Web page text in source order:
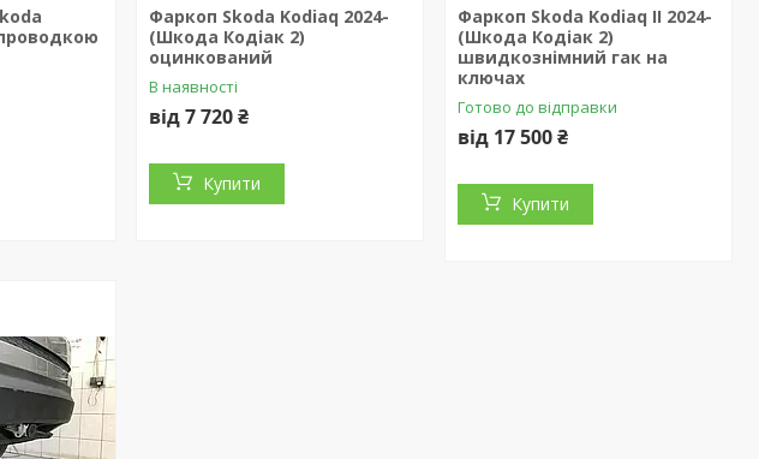
Фаркоп Skoda Kodiaq 2024-
(Шкода Кодіак 2)
оцинкований
В наявності
від 7 720 ₴
Купити
Фаркоп Skoda Kodiaq II 2024-
(Шкода Кодіак 2)
швидкознімний гак на
ключах
Готово до відправки
від 17 500 ₴
Купити